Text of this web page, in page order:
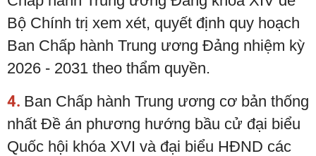
Bộ Chính trị xem xét, quyết định quy hoạch
Ban Chấp hành Trung ương Đảng nhiệm kỳ
2026 - 2031 theo thẩm quyền.
4. Ban Chấp hành Trung ương cơ bản thống
nhất Đề án phương hướng bầu cử đại biểu
Quốc hội khóa XVI và đại biểu HĐND các